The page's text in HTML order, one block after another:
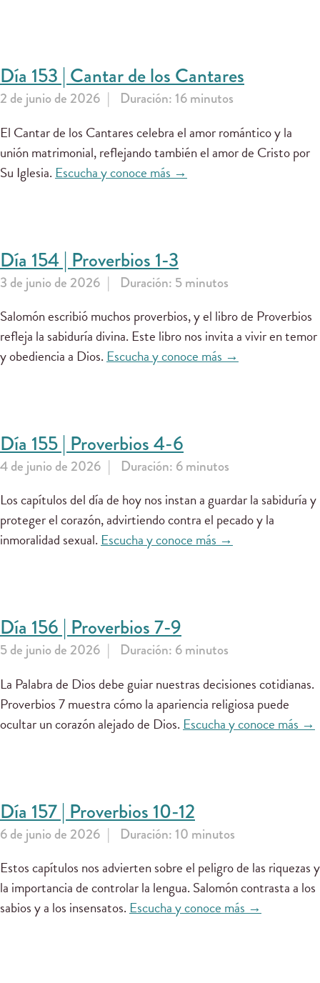
Día 153 | Cantar de los Cantares
2 de junio de 2026 Duración: 16 minutos
El Cantar de los Cantares celebra el amor romántico y la
unión matrimonial, reflejando también el amor de Cristo por
Su Iglesia. Escucha y conoce más →
Día 154 | Proverbios 1-3
3 de junio de 2026 Duración: 5 minutos
Salomón escribió muchos proverbios, y el libro de Proverbios
refleja la sabiduría divina. Este libro nos invita a vivir en temor
y obediencia a Dios.Escucha y conoce más →
Día 155 | Proverbios 4-6
4 de junio de 2026 Duración: 6 minutos
Los capítulos del día de hoy nos instan a guardar la sabiduría y
proteger el corazón, advirtiendo contra el pecado y la
inmoralidad sexual.Escucha y conoce más →
Día 156 | Proverbios 7-9
5 de junio de 2026 Duración: 6 minutos
La Palabra de Dios debe guiar nuestras decisiones cotidianas.
Proverbios 7 muestra cómo la apariencia religiosa puede
ocultar un corazón alejado de Dios. Escucha y conoce más →
Día 157 | Proverbios 10-12
6 de junio de 2026 Duración: 10 minutos
Estos capítulos nos advierten sobre el peligro de las riquezas y
la importancia de controlar la lengua. Salomón contrasta a los
sabios y a los insensatos.Escucha y conoce más →